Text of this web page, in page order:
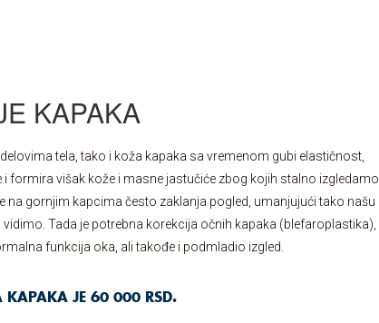
KAPAKA
tela, tako i koža kapaka sa vremenom gubi elastičnost,
i formira višak kože i masne jastučiće zbog kojih stalno izgledamo
na gornjim kapcima često zaklanja pogled, umanjujući tako našu
Tada je potrebna korekcija očnih kapaka (blefaroplastika),
funkcija oka, ali takođe i podmladio izgled.
KAPAKA JE 60 000 RSD.